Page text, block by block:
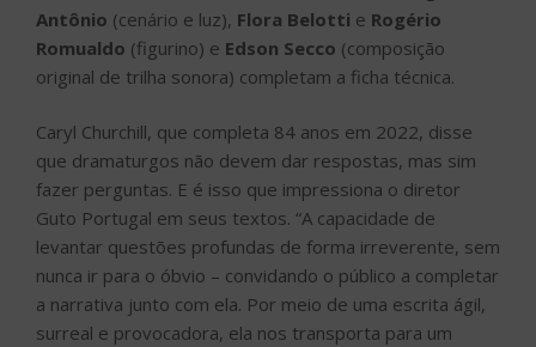
Antônio (cenário e luz), Flora Belotti e Rogério
Romualdo (figurino) e Edson Secco (composição
original de trilha sonora) completam a ficha técnica.
Caryl Churchill, que completa 84 anos em 2022, disse
que dramaturgos não devem dar respostas, mas sim
fazer perguntas. E é isso que impressiona o diretor
Guto Portugal em seus textos. “A capacidade de
levantar questões profundas de forma irreverente, sem
nunca ir para o óbvio – convidando o público a completar
a narrativa junto com ela. Por meio de uma escrita ágil,
surreal e provocadora, ela nos transporta para um